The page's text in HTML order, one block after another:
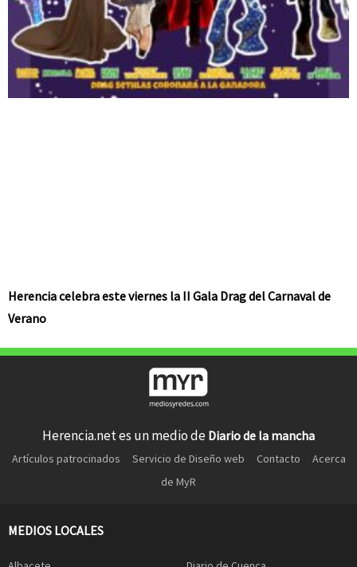
Herencia celebra este viernes la II Gala Drag del Carnaval de
Verano
Herencia.net es un medio de Diario de la mancha
Artículos patrocinados Servicio de Diseño web Contacto
Acerca
de MyR
MEDIOS LOCALES